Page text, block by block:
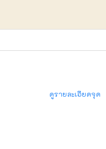
ดูรายละเอียดจุด